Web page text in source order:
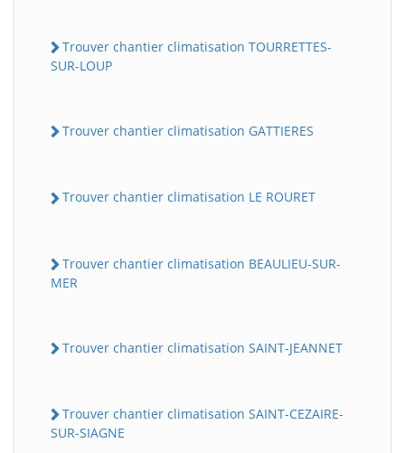
Trouver chantier climatisation TOURRETTES-
SUR-LOUP
Trouver chantier climatisation GATTIERES
Trouver chantier climatisation LE ROURET
Trouver chantier climatisation BEAULIEU-SUR-
MER
Trouver chantier climatisation SAINT-JEANNET
Trouver chantier climatisation SAINT-CEZAIRE-
SUR-SIAGNE